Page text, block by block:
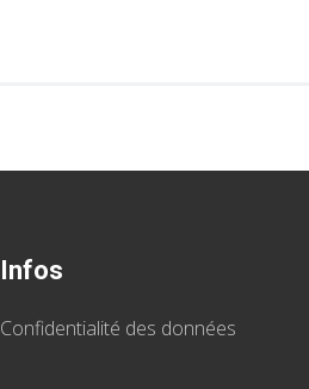
Infos
Confidentialité des données